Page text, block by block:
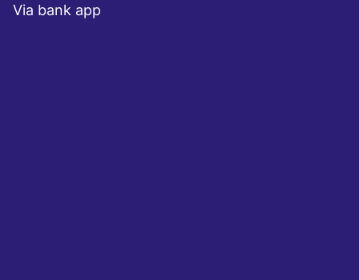
Via bank app